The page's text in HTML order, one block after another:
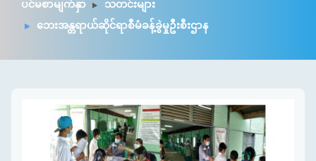
ပင်မစာမျက်နှာ
သတင်းများ
ဘေးအန္တရာယ်ဆိုင်ရာစီမံခန့်ခွဲမှုဦးစီးဌာန